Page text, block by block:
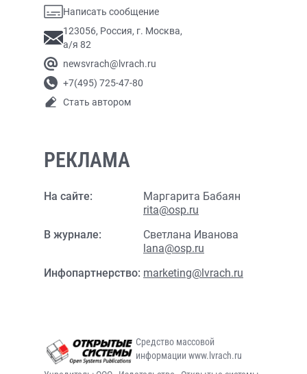
Написать сообщение
123056, Россия, г. Москва,
а/я 82
newsvrach@lvrach.ru
+7(495) 725-47-80
Стать автором
РЕКЛАМА
На сайте:
Маргарита Бабаян
rita@osp.ru
В журнале:
Светлана Иванова
lana@osp.ru
Инфопартнерство: marketing@lvrach.ru
Средство массовой
информации www.lvrach.ru